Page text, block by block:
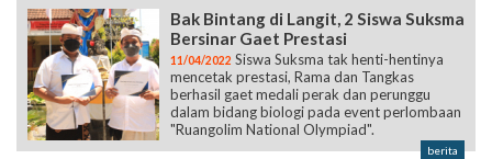
Bak Bintang di Langit, 2 Siswa Suksma
Bersinar Gaet Prestasi
11/04/2022 Siswa Suksma tak henti-hentinya
mencetak prestasi, Rama dan Tangkas
berhasil gaet medali perak dan perunggu
dalam bidang biologi pada event perlombaan
"Ruangolim National Olympiad".
berita